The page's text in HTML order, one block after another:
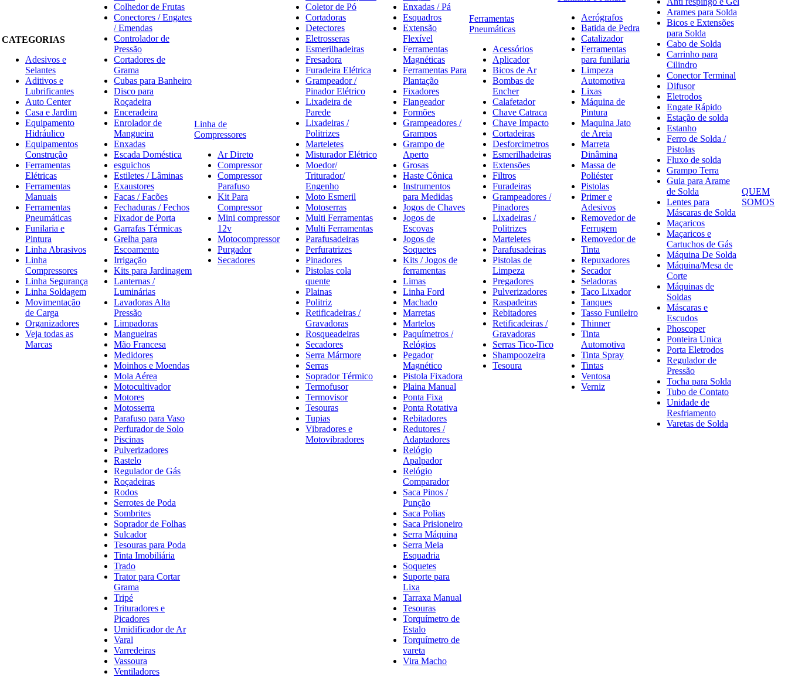
CATEGORIAS
Adesivos e
Selantes
Aditivos e
Lubrificantes
Auto Center
Casa e Jardim
Equipamento
Hidráulico
Equipamentos
Construção
Ferramentas
Elétricas
Ferramentas
Manuais
Ferramentas
Pneumáticas
Funilaria e
Pintura
Linha Abrasivos
Linha
Compressores
Linha Segurança
Linha Soldagem
Movimentação
de Carga
Organizadores
Veja todas as
Marcas
Colhedor de Frutas
Conectores / Engates
/ Emendas
Controlador de
Pressão
Cortadores de
Grama
Cubas para Banheiro
Disco para
Roçadeira
Enceradeira
Enrolador de
Mangueira
Enxadas
Escada Doméstica
esguichos
Estiletes / Lâminas
Exaustores
Facas / Facões
Fechaduras / Fechos
Fixador de Porta
Garrafas Térmicas
Grelha para
Escoamento
Irrigação
Kits para Jardinagem
Lanternas /
Luminárias
Lavadoras Alta
Pressão
Limpadoras
Mangueiras
Mão Francesa
Medidores
Moinhos e Moendas
Mola Aérea
Motocultivador
Motores
Motosserra
Parafuso para Vaso
Perfurador de Solo
Piscinas
Pulverizadores
Rastelo
Regulador de Gás
Roçadeiras
Rodos
Serrotes de Poda
Sombrites
Soprador de Folhas
Sulcador
Tesouras para Poda
Tinta Imobiliária
Trado
Trator para Cortar
Grama
Tripé
Trituradores e
Picadores
Umidificador de Ar
Varal
Varredeiras
Vassoura
Ventiladores
Linha de
Compressores
Ar Direto
Compressor
Compressor
Parafuso
Kit Para
Compressor
Mini compressor
12v
Motocompressor
Purgador
Secadores
Coletor de Pó
Cortadoras
Detectores
Eletrosseras
Esmerilhadeiras
Fresadora
Furadeira Elétrica
Grampeador /
Pinador Elétrico
Lixadeira de
Parede
Lixadeiras /
Politrizes
Marteletes
Misturador Elétrico
Moedor/
Triturador/
Engenho
Moto Esmeril
Motoserras
Multi Ferramentas
Multi Ferramentas
Parafusadeiras
Perfuratrizes
Pinadores
Pistolas cola
quente
Plainas
Politriz
Retificadeiras /
Gravadoras
Rosqueadeiras
Secadores
Serra Mármore
Serras
Soprador Térmico
Termofusor
Termovisor
Tesouras
Tupias
Vibradores e
Motovibradores
Enxadas / Pá
Esquadros
Extensão
Flexível
Ferramentas
Magnéticas
Ferramentas Para
Plantação
Fixadores
Flangeador
Formões
Grampeadores /
Grampos
Grampo de
Aperto
Grosas
Haste Cônica
Instrumentos
para Medidas
Jogos de Chaves
Jogos de
Escovas
Jogos de
Soquetes
Kits / Jogos de
ferramentas
Limas
Linha Ford
Machado
Marretas
Martelos
Paquímetros /
Relógios
Pegador
Magnético
Pistola Fixadora
Plaina Manual
Ponta Fixa
Ponta Rotativa
Rebitadores
Redutores /
Adaptadores
Relógio
Apalpador
Relógio
Comparador
Saca Pinos /
Punção
Saca Polias
Saca Prisioneiro
Serra Máquina
Serra Meia
Esquadria
Soquetes
Suporte para
Lixa
Tarraxa Manual
Tesouras
Torquímetro de
Estalo
Torquímetro de
vareta
Vira Macho
Ferramentas
Pneumáticas
Acessórios
Aplicador
Bicos de Ar
Bombas de
Encher
Calafetador
Chave Catraca
Chave Impacto
Cortadeiras
Desforcimetros
Esmerilhadeiras
Extensões
Filtros
Furadeiras
Grampeadores /
Pinadores
Lixadeiras /
Politrizes
Marteletes
Parafusadeiras
Pistolas de
Limpeza
Pregadores
Pulverizadores
Raspadeiras
Rebitadores
Retificadeiras /
Gravadoras
Serras Tico-Tico
Shampoozeira
Tesoura
Aerógrafos
Batida de Pedra
Catalizador
Ferramentas
para funilaria
Limpeza
Automotiva
Lixas
Máquina de
Pintura
Maquina Jato
de Areia
Marreta
Dinâmina
Massa de
Poliéster
Pistolas
Primer e
Adesivos
Removedor de
Ferrugem
Removedor de
Tinta
Repuxadores
Secador
Seladoras
Taco Lixador
Tanques
Tasso Funileiro
Thinner
Tinta
Automotiva
Tinta Spray
Tintas
Ventosa
Verniz
Arames para Solda
Bicos e Extensões
para Solda
Cabo de Solda
Carrinho para
Cilindro
Conector Terminal
Difusor
Eletrodos
Engate Rápido
Estação de solda
Estanho
Ferro de Solda /
Pistolas
Fluxo de solda
Grampo Terra
Guia para Arame
de Solda
Lentes para
Máscaras de Solda
Maçaricos
Maçaricos e
Cartuchos de Gás
Máquina De Solda
Máquina/Mesa de
Corte
Máquinas de
Soldas
Máscaras e
Escudos
Phoscoper
Ponteira Unica
Porta Eletrodos
Regulador de
Pressão
Tocha para Solda
Tubo de Contato
Unidade de
Resfriamento
Varetas de Solda
QUEM
SOMOS